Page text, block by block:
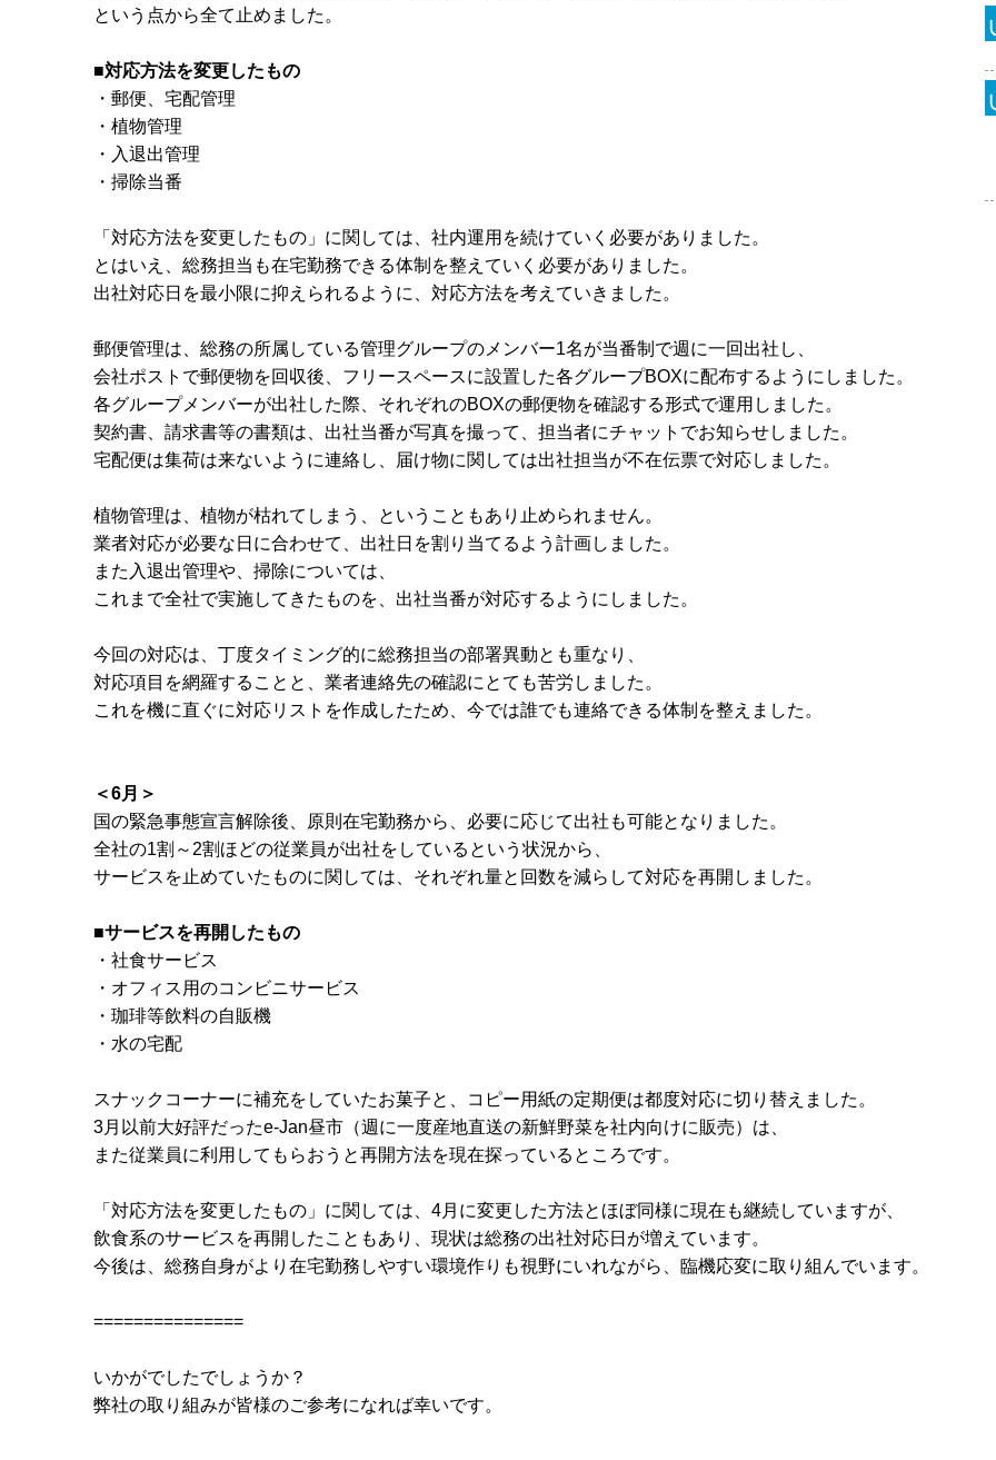
という点から全て止めました。
■対応方法を変更したもの
・郵便、宅配管理
・植物管理
・入退出管理
・掃除当番
「対応方法を変更したもの」に関しては、社内運用を続けていく必要がありました。
とはいえ、総務担当も在宅勤務できる体制を整えていく必要がありました。
出社対応日を最小限に抑えられるように、対応方法を考えていきました。
郵便管理は、総務の所属している管理グループのメンバー1名が当番制で週に一回出社し、
会社ポストで郵便物を回収後、フリースペースに設置した各グループBOXに配布するようにしました。
各グループメンバーが出社した際、それぞれのBOXの郵便物を確認する形式で運用しました。
契約書、請求書等の書類は、出社当番が写真を撮って、担当者にチャットでお知らせしました。
宅配便は集荷は来ないように連絡し、届け物に関しては出社担当が不在伝票で対応しました。
植物管理は、植物が枯れてしまう、ということもあり止められません。
業者対応が必要な日に合わせて、出社日を割り当てるよう計画しました。
また入退出管理や、掃除については、
これまで全社で実施してきたものを、出社当番が対応するようにしました。
今回の対応は、丁度タイミング的に総務担当の部署異動とも重なり、
対応項目を網羅することと、業者連絡先の確認にとても苦労しました。
これを機に直ぐに対応リストを作成したため、今では誰でも連絡できる体制を整えました。
＜6月＞
国の緊急事態宣言解除後、原則在宅勤務から、必要に応じて出社も可能となりました。
全社の1割～2割ほどの従業員が出社をしているという状況から、
サービスを止めていたものに関しては、それぞれ量と回数を減らして対応を再開しました。
■サービスを再開したもの
・社食サービス
・オフィス用のコンビニサービス
・珈琲等飲料の自販機
・水の宅配
スナックコーナーに補充をしていたお菓子と、コピー用紙の定期便は都度対応に切り替えました。
3月以前大好評だったe-Jan昼市（週に一度産地直送の新鮮野菜を社内向けに販売）は、
また従業員に利用してもらおうと再開方法を現在探っているところです。
「対応方法を変更したもの」に関しては、4月に変更した方法とほぼ同様に現在も継続していますが、
飲食系のサービスを再開したこともあり、現状は総務の出社対応日が増えています。
今後は、総務自身がより在宅勤務しやすい環境作りも視野にいれながら、臨機応変に取り組んでいます。
===============
いかがでしたでしょうか？
弊社の取り組みが皆様のご参考になれば幸いです。